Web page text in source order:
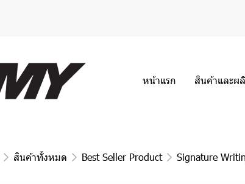
หน้าแรก สินค้าและ
สินค้าทั้งหมด Best Seller Product Signature